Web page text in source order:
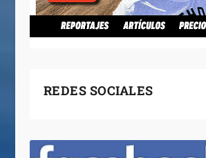
REDES SOCIALES